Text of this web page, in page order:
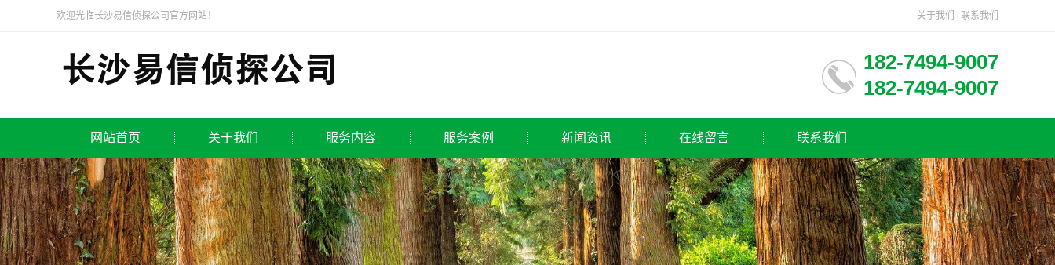
欢迎光临长沙易信侦探公司官方网站！ 关于我们 联系我们
182-7494-9007
182-7494-9007
网站首页 关于我们
公司简介
企业文化
服务内容
长沙侦探
长沙私家侦探
长沙侦探公司
长沙市调查公司
服务案例 新闻资讯
公司新闻
行业动态
常见问题
在线留言 联系我们